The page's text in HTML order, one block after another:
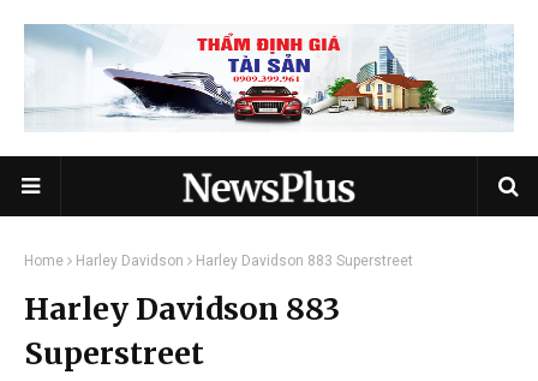
Home Harley Davidson Harley Davidson 883 Superstreet
Harley Davidson 883
Superstreet